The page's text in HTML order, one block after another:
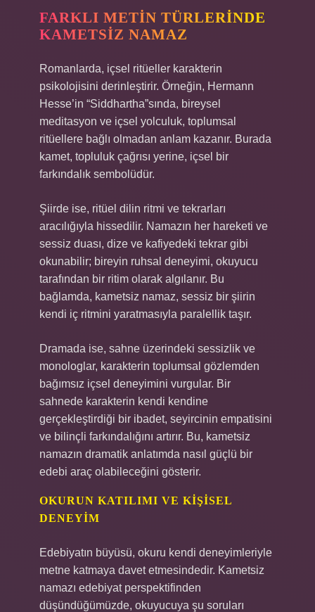
FARKLI METIN TÜRLERINDE
KAMETSIZ NAMAZ
Romanlarda, içsel ritüeller karakterin
psikolojisini derinleştirir. Örneğin, Hermann
Hesse’in “Siddhartha”sında, bireysel
meditasyon ve içsel yolculuk, toplumsal
ritüellere bağlı olmadan anlam kazanır. Burada
kamet, topluluk çağrısı yerine, içsel bir
farkındalık sembolüdür.
Şiirde ise, ritüel dilin ritmi ve tekrarları
aracılığıyla hissedilir. Namazın her hareketi ve
sessiz duası, dize ve kafiyedeki tekrar gibi
okunabilir; bireyin ruhsal deneyimi, okuyucu
tarafından bir ritim olarak algılanır. Bu
bağlamda, kametsiz namaz, sessiz bir şiirin
kendi iç ritmini yaratmasıyla paralellik taşır.
Dramada ise, sahne üzerindeki sessizlik ve
monologlar, karakterin toplumsal gözlemden
bağımsız içsel deneyimini vurgular. Bir
sahnede karakterin kendi kendine
gerçekleştirdiği bir ibadet, seyircinin empatisini
ve bilinçli farkındalığını artırır. Bu, kametsiz
namazın dramatik anlatımda nasıl güçlü bir
edebi araç olabileceğini gösterir.
OKURUN KATILIMI VE KIŞISEL
DENEYIM
Edebiyatın büyüsü, okuru kendi deneyimleriyle
metne katmaya davet etmesindedir. Kametsiz
namazı edebiyat perspektifinden
düşündüğümüzde, okuyucuya şu soruları